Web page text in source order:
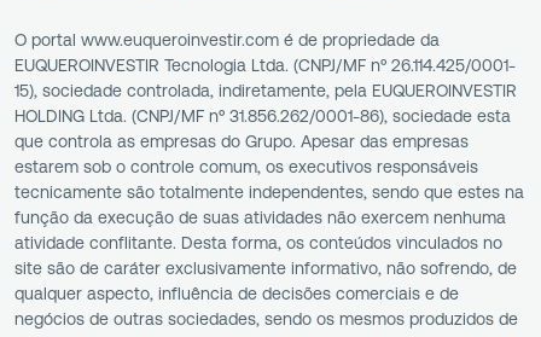
O portal www.euqueroinvestir.com é de propriedade da
EUQUEROINVESTIR Tecnologia Ltda. (CNPJ/MF nº 26.114.425/0001-
15), sociedade controlada, indiretamente, pela EUQUEROINVESTIR
HOLDING Ltda. (CNPJ/MF nº 31.856.262/0001-86), sociedade esta
que controla as empresas do Grupo. Apesar das empresas
estarem sob o controle comum, os executivos responsáveis
tecnicamente são totalmente independentes, sendo que estes na
função da execução de suas atividades não exercem nenhuma
atividade conflitante. Desta forma, os conteúdos vinculados no
site são de caráter exclusivamente informativo, não sofrendo, de
qualquer aspecto, influência de decisões comerciais e de
negócios de outras sociedades, sendo os mesmos produzidos de